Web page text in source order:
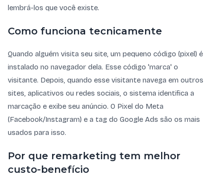
lembrá-los que você existe.
Como funciona tecnicamente
Quando alguém visita seu site, um pequeno código (pixel) é
instalado no navegador dela. Esse código 'marca' o
visitante. Depois, quando esse visitante navega em outros
sites, aplicativos ou redes sociais, o sistema identifica a
marcação e exibe seu anúncio. O Pixel do Meta
(Facebook/Instagram) e a tag do Google Ads são os mais
usados para isso.
Por que remarketing tem melhor
custo-benefício